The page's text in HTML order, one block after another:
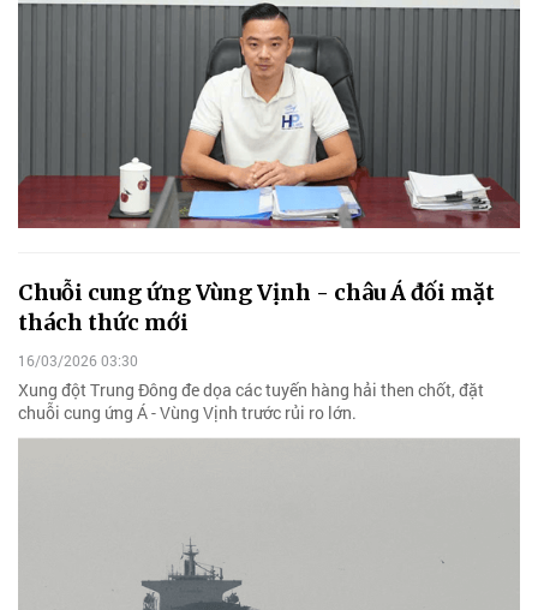
Chuỗi cung ứng Vùng Vịnh - châu Á đối mặt
thách thức mới
16/03/2026 03:30
Xung đột Trung Đông đe dọa các tuyến hàng hải then chốt, đặt
chuỗi cung ứng Á - Vùng Vịnh trước rủi ro lớn.